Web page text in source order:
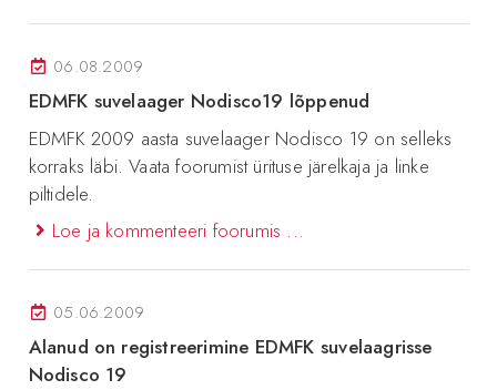
06.08.2009
EDMFK suvelaager Nodisco19 lõppenud
EDMFK 2009 aasta suvelaager Nodisco 19 on selleks
korraks läbi. Vaata foorumist ürituse järelkaja ja linke
piltidele.
Loe ja kommenteeri foorumis ...
05.06.2009
Alanud on registreerimine EDMFK suvelaagrisse
Nodisco 19